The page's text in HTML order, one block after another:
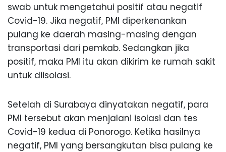
swab untuk mengetahui positif atau negatif
Covid-19. Jika negatif, PMI diperkenankan
pulang ke daerah masing-masing dengan
transportasi dari pemkab. Sedangkan jika
positif, maka PMI itu akan dikirim ke rumah sakit
untuk diisolasi.
Setelah di Surabaya dinyatakan negatif, para
PMI tersebut akan menjalani isolasi dan tes
Covid-19 kedua di Ponorogo. Ketika hasilnya
negatif, PMI yang bersangkutan bisa pulang ke